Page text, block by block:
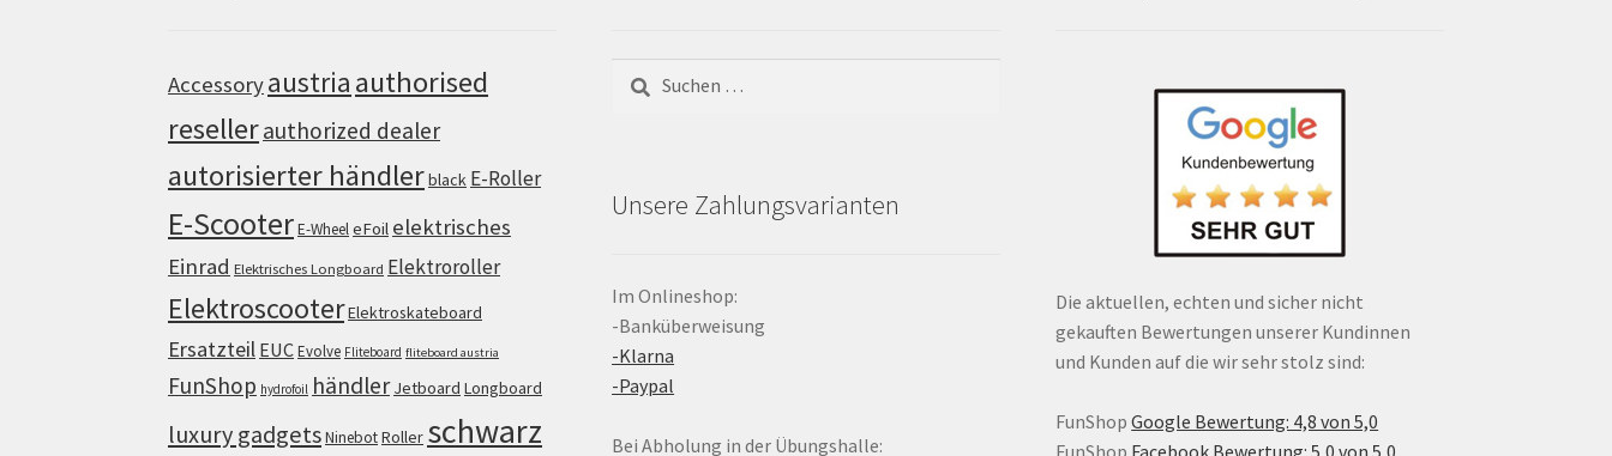
Accessoryaustria authorised
resellerauthorized dealer
autorisierter händlerblack E-Roller
E-ScooterE-WheeleFoil elektrisches
Einrad Elektrisches Longboard Elektroroller
ElektroscooterElektroskateboard
Ersatzteil EUCEvolve Fliteboard fliteboard austria
FunShop hydrofoil händler Jetboard Longboard
luxury gadgetsNinebotRoller schwarz
nach:
Unsere Zahlungsvarianten
Im Onlineshop:
-Banküberweisung
-Klarna
-Paypal
Bei Abholung in der Übungshalle:
Die aktuellen, echten und sicher nicht
gekauften Bewertungen unserer Kundinnen
und Kunden auf die wir sehr stolz sind:
FunShop Google Bewertung: 4,8 von 5,0
FunShop Facebook Bewertung: 5,0 von 5,0